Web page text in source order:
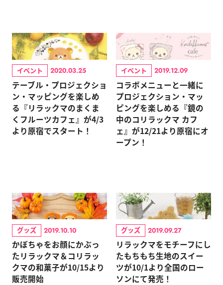
イベント 2020.03.25
テーブル・プロジェクショ
ン・マッピングを楽しめ
る『リラックマのまくま
くフルーツカフェ』が4/3
より原宿でスタート！
イベント 2019.12.09
コラボメニューと一緒に
プロジェクション・マッ
ピングを楽しめる『鏡の
中のコリラックマ カフ
ェ』が12/21より原宿にオ
ープン！
グッズ 2019.10.10
かぼちゃをお顔にかぶっ
たリラックマ＆コリラッ
クマの和菓子が10/15より
販売開始
グッズ 2019.09.27
リラックマをモチーフにし
たもちもち生地のスイー
ツが10/1より全国のロー
ソンにて発売！